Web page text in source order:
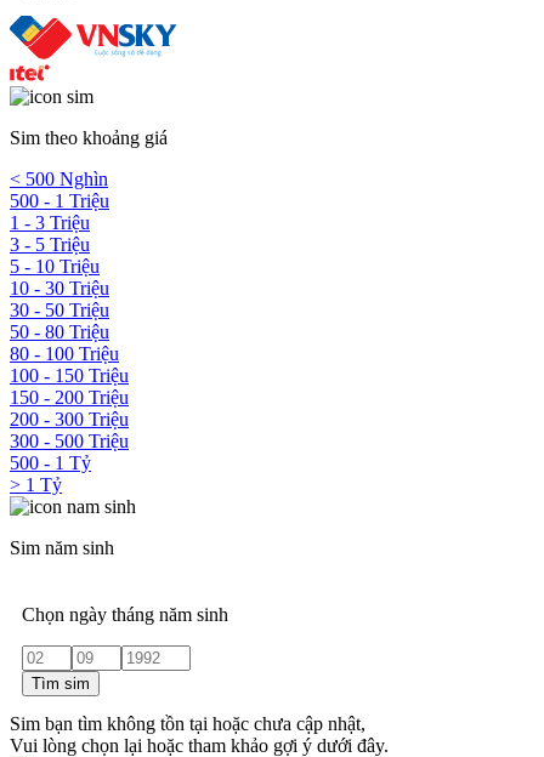
Sim theo khoảng giá
< 500 Nghìn
500 - 1 Triệu
1 - 3 Triệu
3 - 5 Triệu
5 - 10 Triệu
10 - 30 Triệu
30 - 50 Triệu
50 - 80 Triệu
80 - 100 Triệu
100 - 150 Triệu
150 - 200 Triệu
200 - 300 Triệu
300 - 500 Triệu
500 - 1 Tỷ
> 1 Tỷ
Sim năm sinh
Chọn ngày tháng năm sinh
Tìm sim
Sim bạn tìm không tồn tại hoặc chưa cập nhật,
Vui lòng chọn lại hoặc tham khảo gợi ý dưới đây.